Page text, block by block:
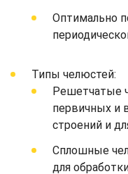
Оптимально
Типы челюстей:
Решетчатые
первичных и
строений и
Сплошные
для